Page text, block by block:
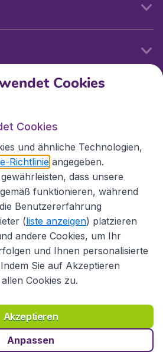
Haftungsausschluss
Cookies Copyright © 2026
Cookies
Cookies
und ähnliche Technologien,
Richtlinie angegeben.
dass unsere
funktionieren, während
Benutzererfahrung
(liste anzeigen) platzieren
andere Cookies, um Ihr
und Ihnen personalisierte
Sie auf Akzeptieren
Cookies zu.
Akzeptieren
Anpassen